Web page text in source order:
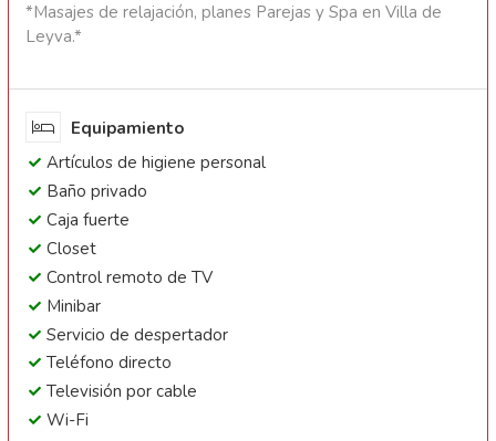
*Masajes de relajación, planes Parejas y Spa en Villa de
Leyva.*
Equipamiento
Artículos de higiene personal
Baño privado
Caja fuerte
Closet
Control remoto de TV
Minibar
Servicio de despertador
Teléfono directo
Televisión por cable
Wi-Fi